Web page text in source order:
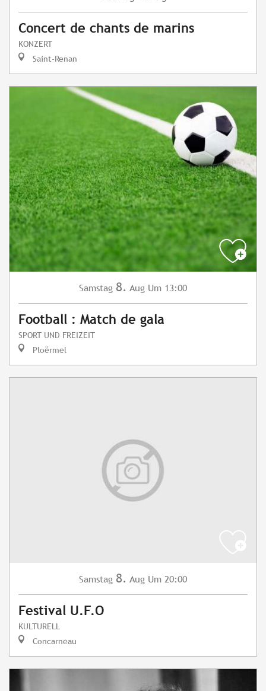
Concert de chants de marins
KONZERT
Saint-Renan
Samstag 8. Aug Um 13:00
Football : Match de gala
SPORT UND FREIZEIT
Ploërmel
Samstag 8. Aug Um 20:00
Festival U.F.O
KULTURELL
Concarneau